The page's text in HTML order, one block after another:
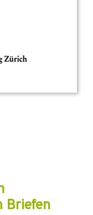
Briefen